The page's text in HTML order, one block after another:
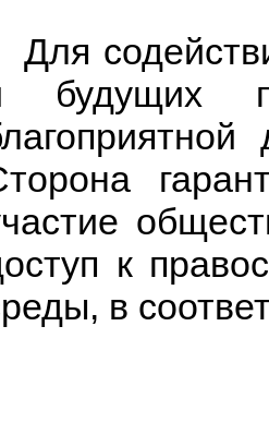
Для
будущих
к
в